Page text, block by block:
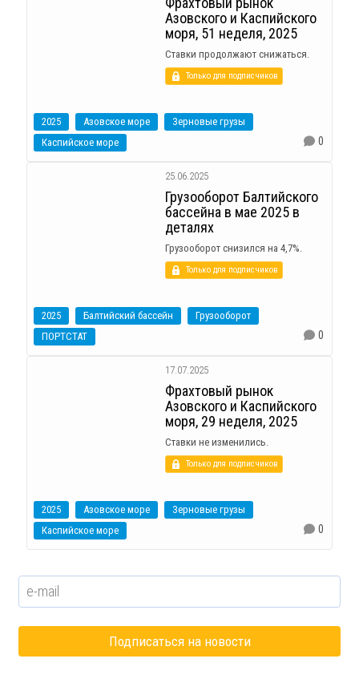
Азовского и Каспийского
моря, 51 неделя, 2025
Ставки продолжают снижаться.
Только для подписчиков
2025 Азовское море
Зерновые грузы
Каспийское море
0
25.06.2025
Грузооборот Балтийского
бассейна в мае 2025 в
деталях
Грузооборот снизился на 4,7%.
Только для подписчиков
2025 Балтийский бассейн
Грузооборот
ПОРТСТАТ
0
17.07.2025
Фрахтовый рынок
Азовского и Каспийского
моря, 29 неделя, 2025
Ставки не изменились.
Только для подписчиков
2025 Азовское море
Зерновые грузы
Каспийское море
0